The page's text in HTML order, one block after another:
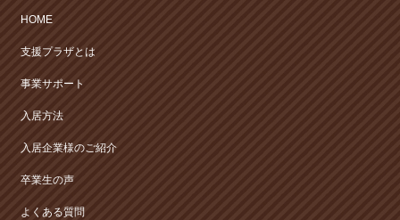
HOME
支援プラザとは
事業サポート
入居方法
入居企業様のご紹介
卒業生の声
よくある質問